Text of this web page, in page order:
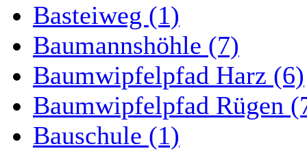
Basteiweg (1)
Baumannshöhle (7)
Baumwipfelpfad Harz (6)
Baumwipfelpfad Rügen
Bauschule (1)